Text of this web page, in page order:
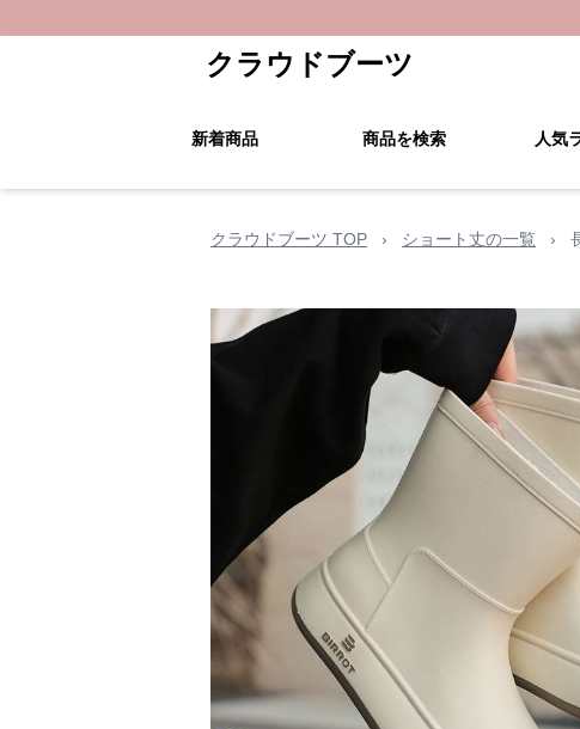
クラウドブーツ
新着商品 商品を検索 人気
クラウドブーツ TOP › ショート丈の一覧 ›